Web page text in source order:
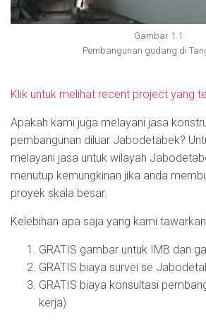
Gambar 1.1
Pembangunan gudang di
Klik untuk melihat recent project yang
Apakah kami juga melayani jasa
pembangunan diluar Jabodetabek?
melayani jasa untuk wilayah
menutup kemungkinan jika anda
proyek skala besar.
Kelebihan apa saja yang kami
GRATIS gambar untuk IMB dan
GRATIS biaya survei se
GRATIS biaya konsultasi
kerja)